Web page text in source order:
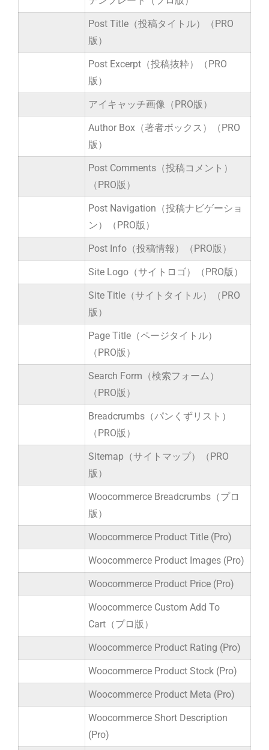
Post Title（投稿タイトル）（PRO
版）
Post Excerpt（投稿抜粋）（PRO
版）
アイキャッチ画像（PRO版）
Author Box（著者ボックス）（PRO
版）
Post Comments（投稿コメント）
（PRO版）
Post Navigation（投稿ナビゲーショ
ン）（PRO版）
Post Info（投稿情報）（PRO版）
Site Logo（サイトロゴ）（PRO版）
Site Title（サイトタイトル）（PRO
版）
Page Title（ページタイトル）
（PRO版）
Search Form（検索フォーム）
（PRO版）
Breadcrumbs（パンくずリスト）
（PRO版）
Sitemap（サイトマップ）（PRO
版）
Woocommerce Breadcrumbs（プロ
版）
Woocommerce Product Title (Pro)
Woocommerce Product Images (Pro)
Woocommerce Product Price (Pro)
Woocommerce Custom Add To
Cart（プロ版）
Woocommerce Product Rating (Pro)
Woocommerce Product Stock (Pro)
Woocommerce Product Meta (Pro)
Woocommerce Short Description
(Pro)